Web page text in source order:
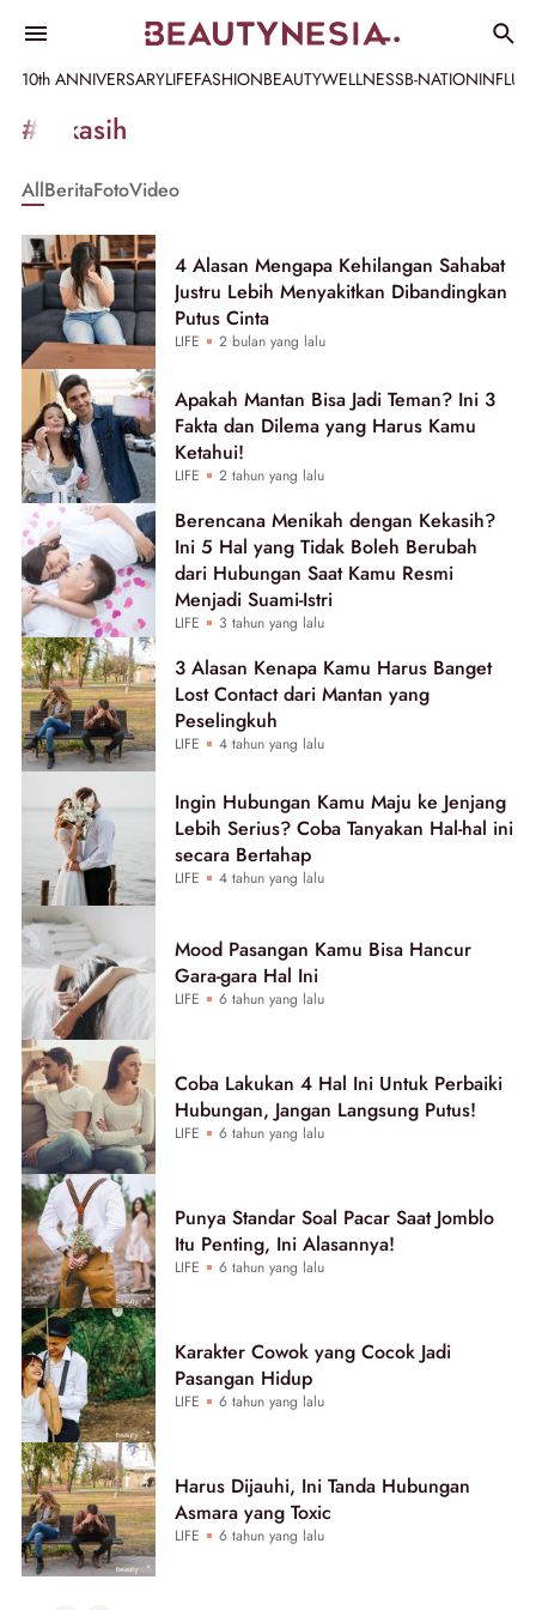
10th ANNIVERSARYLIFEFASHIONBEAUTYWELLNESSB-NATION
Informasi
[GET_DATA_TITLE]
Beautynesia
#kekasih
AllBeritaFotoVideo
4 Alasan Mengapa Kehilangan Sahabat
Justru Lebih Menyakitkan Dibandingkan
Putus Cinta
LIFE 2 bulan yang lalu
Apakah Mantan Bisa Jadi Teman? Ini 3
Fakta dan Dilema yang Harus Kamu
Ketahui!
LIFE 2 tahun yang lalu
Berencana Menikah dengan Kekasih?
Ini 5 Hal yang Tidak Boleh Berubah
dari Hubungan Saat Kamu Resmi
Menjadi Suami-Istri
LIFE 3 tahun yang lalu
3 Alasan Kenapa Kamu Harus Banget
Lost Contact dari Mantan yang
Peselingkuh
LIFE 4 tahun yang lalu
Ingin Hubungan Kamu Maju ke Jenjang
Lebih Serius? Coba Tanyakan Hal-hal ini
secara Bertahap
LIFE 4 tahun yang lalu
Mood Pasangan Kamu Bisa Hancur
Gara-gara Hal Ini
LIFE 6 tahun yang lalu
Coba Lakukan 4 Hal Ini Untuk Perbaiki
Hubungan, Jangan Langsung Putus!
LIFE 6 tahun yang lalu
Punya Standar Soal Pacar Saat Jomblo
Itu Penting, Ini Alasannya!
LIFE 6 tahun yang lalu
Karakter Cowok yang Cocok Jadi
Pasangan Hidup
LIFE 6 tahun yang lalu
Harus Dijauhi, Ini Tanda Hubungan
Asmara yang Toxic
LIFE 6 tahun yang lalu